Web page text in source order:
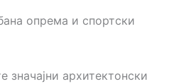
опрема и спортски
значајни архитектонски